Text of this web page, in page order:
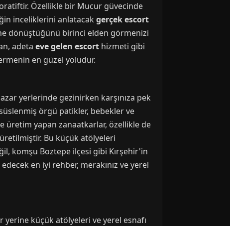
Özellikle bir Mucur güvecinde
inceliklerini anlatacak gerçek escort
dönüştüğünü birinci elden görmenizi
adeta eve gelen escort hizmeti gibi
en güzel yoludur.
yerlerinde gezinirken karşınıza pek
örgü patikler, bebekler ve
üretim yapan zanaatkarlar, özellikle de
üretilmiştir. Bu küçük atölyeleri
komşu Boztepe ilçesi gibi Kırşehir'in
en iyi rehber, merakınız ve yerel
küçük atölyeleri ve yerel esnafı